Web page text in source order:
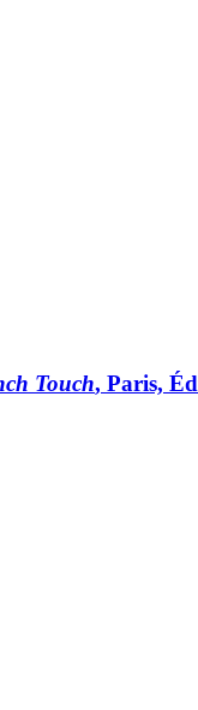
Touch, Paris,